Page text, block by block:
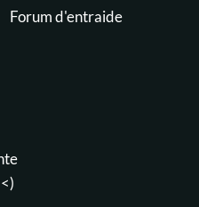
Forum d'entraide